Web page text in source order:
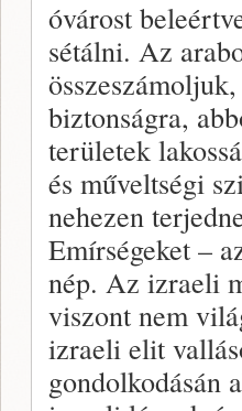
óvárost
sétálni. Az
biztonságra,
területek
és műveltségi
nehezen
Emírségeket –
nép. Az izraeli
viszont nem
izraeli elit
gondolkodásán